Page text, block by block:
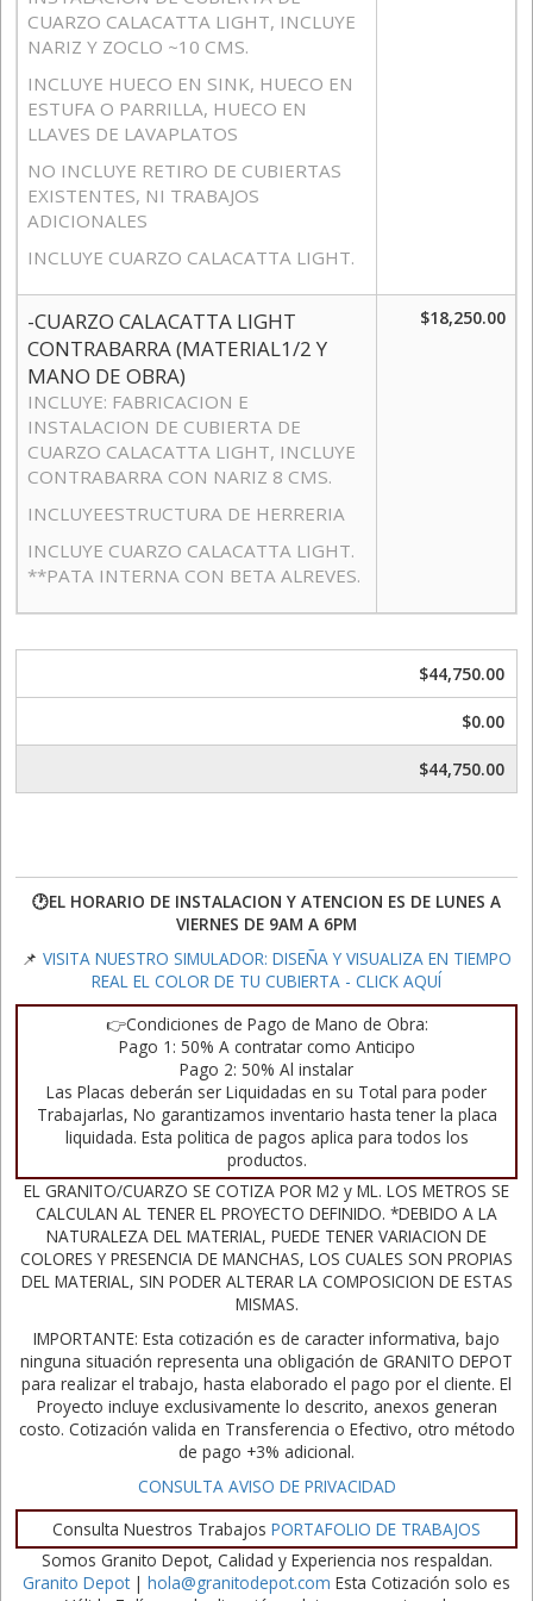
CUARZO CALACATTA LIGHT, INCLUYE
NARIZ Y ZOCLO ~10 CMS.
INCLUYE HUECO EN SINK, HUECO EN
ESTUFA O PARRILLA, HUECO EN
LLAVES DE LAVAPLATOS
NO INCLUYE RETIRO DE CUBIERTAS
EXISTENTES, NI TRABAJOS
ADICIONALES
INCLUYE CUARZO CALACATTA LIGHT.
-CUARZO CALACATTA LIGHT
CONTRABARRA (MATERIAL1/2 Y
MANO DE OBRA)
INCLUYE: FABRICACION E
INSTALACION DE CUBIERTA DE
CUARZO CALACATTA LIGHT, INCLUYE
CONTRABARRA CON NARIZ 8 CMS.
INCLUYEESTRUCTURA DE HERRERIA
INCLUYE CUARZO CALACATTA LIGHT.
**PATA INTERNA CON BETA ALREVES.
$18,250.00
$44,750.00
$0.00
$44,750.00
🕐EL HORARIO DE INSTALACION Y ATENCION ES DE LUNES A
VIERNES DE 9AM A 6PM
📌 VISITA NUESTRO SIMULADOR: DISEÑA Y VISUALIZA EN TIEMPO
REAL EL COLOR DE TU CUBIERTA - CLICK AQUÍ
👉Condiciones de Pago de Mano de Obra:
Pago 1: 50% A contratar como Anticipo
Pago 2: 50% Al instalar
Las Placas deberán ser Liquidadas en su Total para poder
Trabajarlas, No garantizamos inventario hasta tener la placa
liquidada. Esta politica de pagos aplica para todos los
productos.
EL GRANITO/CUARZO SE COTIZA POR M2 y ML. LOS METROS SE
CALCULAN AL TENER EL PROYECTO DEFINIDO. *DEBIDO A LA
NATURALEZA DEL MATERIAL, PUEDE TENER VARIACION DE
COLORES Y PRESENCIA DE MANCHAS, LOS CUALES SON PROPIAS
DEL MATERIAL, SIN PODER ALTERAR LA COMPOSICION DE ESTAS
MISMAS.
IMPORTANTE: Esta cotización es de caracter informativa, bajo
ninguna situación representa una obligación de GRANITO DEPOT
para realizar el trabajo, hasta elaborado el pago por el cliente. El
Proyecto incluye exclusivamente lo descrito, anexos generan
costo. Cotización valida en Transferencia o Efectivo, otro método
de pago +3% adicional.
CONSULTA AVISO DE PRIVACIDAD
Consulta Nuestros Trabajos PORTAFOLIO DE TRABAJOS
Somos Granito Depot, Calidad y Experiencia nos respaldan.
Granito Depot| hola@granitodepot.com Esta Cotización solo es